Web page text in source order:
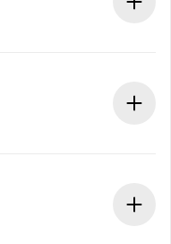
im Voraus.
wenn der